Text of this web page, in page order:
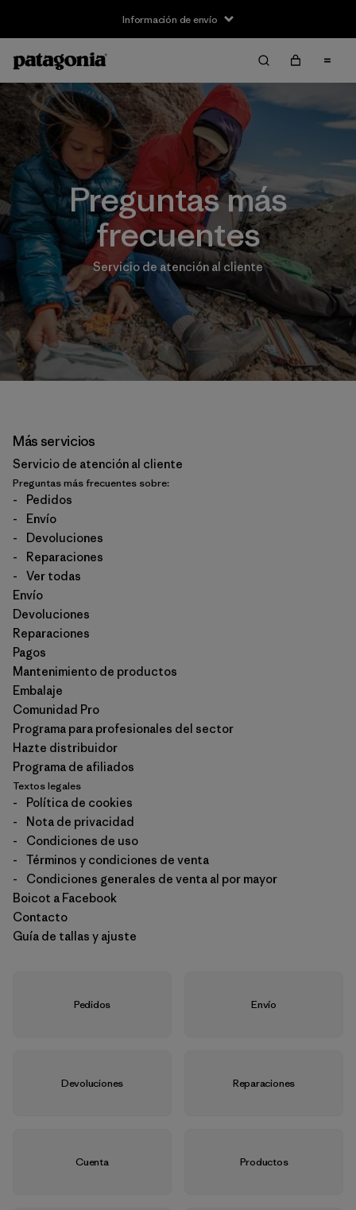
Información de envío
Preguntas más
frecuentes
Servicio de atención al cliente
Más servicios
Servicio de atención al cliente
Preguntas más frecuentes sobre:
-
Pedidos
-
Envío
-
Devoluciones
-
Reparaciones
-
Ver todas
Envío
Devoluciones
Reparaciones
Pagos
Mantenimiento de productos
Embalaje
Comunidad Pro
Programa para profesionales del sector
Hazte distribuidor
Programa de afiliados
Textos legales
-
Política de cookies
-
Nota de privacidad
-
Condiciones de uso
-
Términos y condiciones de venta
-
Condiciones generales de venta al por mayor
Boicot a Facebook
Contacto
Guía de tallas y ajuste
Pedidos Envío
Devoluciones Reparaciones
Cuenta Productos